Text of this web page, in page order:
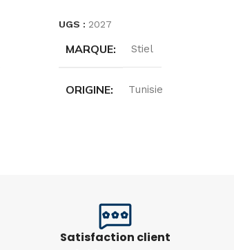
UGS : 2027
MARQUE Stiel
ORIGINE Tunisie
Monophasé 230v
Satisfaction client